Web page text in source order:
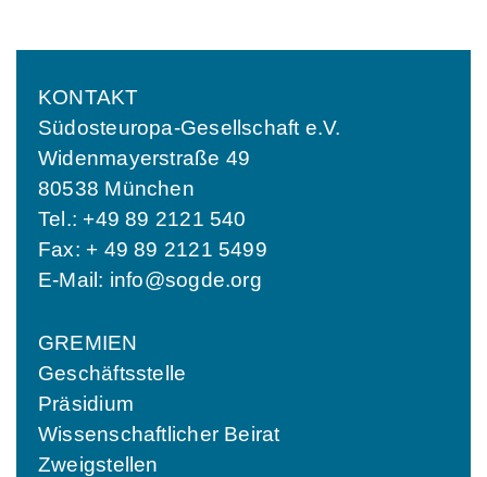
KONTAKT
Südosteuropa-Gesellschaft e.V.
Widenmayerstraße 49
80538 München
Tel.: +49 89 2121 540
Fax: + 49 89 2121 5499
E-Mail: info@sogde.org
GREMIEN
Geschäftsstelle
Präsidium
Wissenschaftlicher Beirat
Zweigstellen